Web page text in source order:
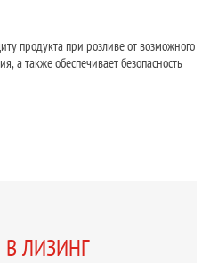
продукта при розливе от возможного
а также обеспечивает безопасность
ЛИЗИНГ